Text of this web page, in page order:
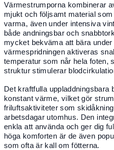
Värmestrumporna kombinerar
mjukt och följsamt material
varma, även under intensiva
både andningsbar och
mycket bekväma att bära
värmespridningen aktiveras
temperatur som når hela foten,
struktur stimulerar
Det kraftfulla uppladdningsbara
konstant värme, vilket gör
friluftsaktiviteter som
arbetsdagar utomhus. Den
enkla att använda och ger dig
höga komforten är de även
som ofta är kall om fötterna.